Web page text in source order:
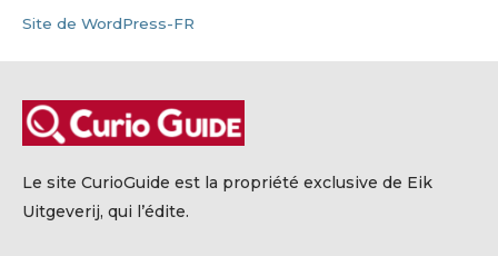
Site de WordPress-FR
Le site CurioGuide est la propriété exclusive de Eik
Uitgeverij, qui l’édite.